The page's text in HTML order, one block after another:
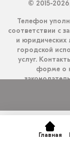
Главная
© 2015-
Телефон
соответствии с
и юридических
городской
услуг.
форме о